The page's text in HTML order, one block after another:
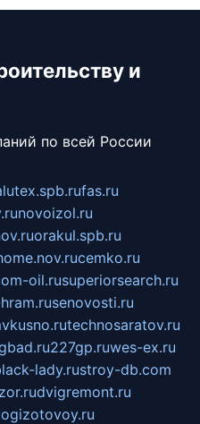
и
по всей России
fas.ru
novoizol.ru
orakul.spb.ru
cemko.ru
oil.rusuperiorsearch.ru
senovosti.ru
technosaratov.ru
227gp.ruwes-ex.ru
lady.rustroy-db.com
dvigremont.ru